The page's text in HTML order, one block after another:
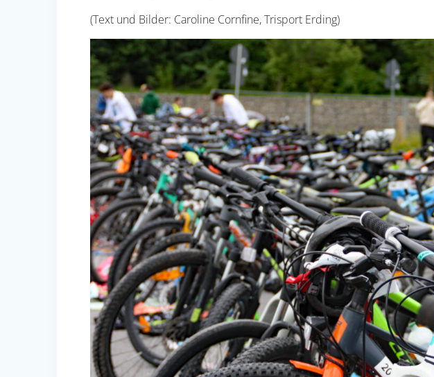
(Text und Bilder: Caroline Cornfine, Trisport Erding)